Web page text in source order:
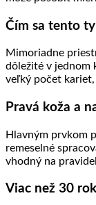
Čím sa tento
Mimoriadne
dôležité v jednom
veľký počet kariet,
Pravá koža a
Hlavným prvkom
remeselné
vhodný na
Viac než 30